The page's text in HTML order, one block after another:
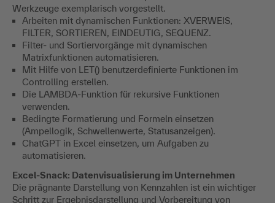
Werkzeuge exemplarisch vorgestellt.
Arbeiten mit dynamischen Funktionen: XVERWEIS,
FILTER, SORTIEREN, EINDEUTIG, SEQUENZ.
Filter- und Sortiervorgänge mit dynamischen
Matrixfunktionen automatisieren.
Mit Hilfe von LET() benutzerdefinierte Funktionen im
Controlling erstellen.
Die LAMBDA-Funktion für rekursive Funktionen
verwenden.
Bedingte Formatierung und Formeln einsetzen
(Ampellogik, Schwellenwerte, Statusanzeigen).
ChatGPT in Excel einsetzen, um Aufgaben zu
automatisieren.
Excel-Snack: Datenvisualisierung im Unternehmen
Die prägnante Darstellung von Kennzahlen ist ein wichtiger
Schritt zur Ergebnisdarstellung und Vorbereitung von